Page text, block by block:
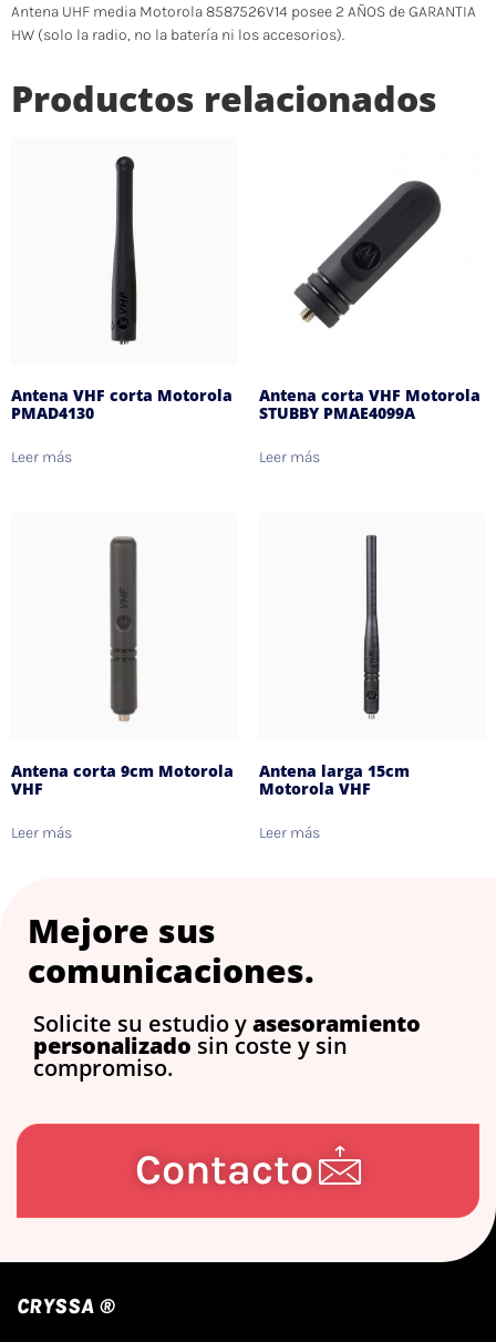
Antena UHF media Motorola 8587526V14 posee 2 AÑOS de GARANTIA
HW (solo la radio, no la batería ni los accesorios).
Productos relacionados
Antena VHF corta Motorola
PMAD4130
Leer más
Antena corta VHF Motorola
STUBBY PMAE4099A
Leer más
Antena corta 9cm Motorola
VHF
Leer más
Antena larga 15cm
Motorola VHF
Leer más
Mejore sus
comunicaciones.
Solicite su estudio yasesoramiento
personalizado sin coste y sin
compromiso.
Contacto
CRYSSA ®